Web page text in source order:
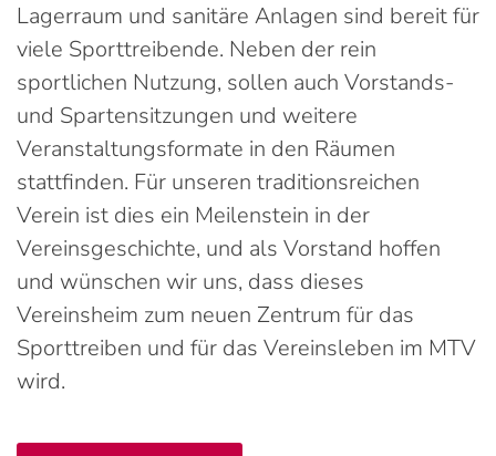
Lagerraum und sanitäre Anlagen sind bereit für
viele Sporttreibende. Neben der rein
sportlichen Nutzung, sollen auch Vorstands-
und Spartensitzungen und weitere
Veranstaltungsformate in den Räumen
stattfinden. Für unseren traditionsreichen
Verein ist dies ein Meilenstein in der
Vereinsgeschichte, und als Vorstand hoffen
und wünschen wir uns, dass dieses
Vereinsheim zum neuen Zentrum für das
Sporttreiben und für das Vereinsleben im MTV
wird.